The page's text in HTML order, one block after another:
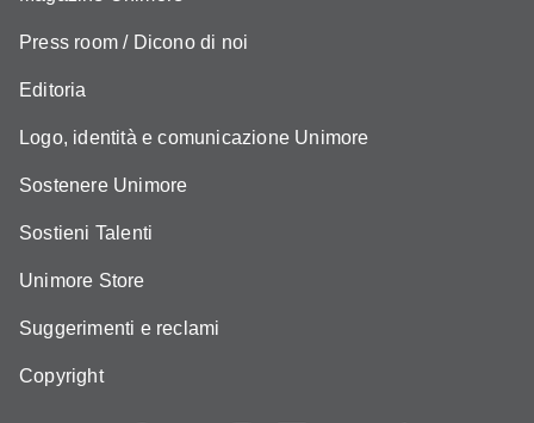
Press room / Dicono di noi
Editoria
Logo, identità e comunicazione Unimore
Sostenere Unimore
Sostieni Talenti
Unimore Store
Suggerimenti e reclami
Copyright